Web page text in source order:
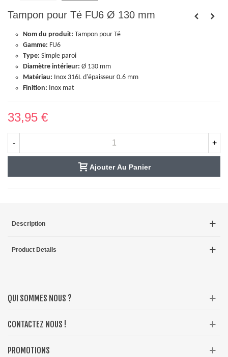
Tampon pour Té FU6 Ø 130 mm
Nom du produit: Tampon pour Té
Gamme: FU6
Type: Simple paroi
Diamètre intérieur: Ø 130 mm
Matériau: Inox 316L d'épaisseur 0.6 mm
Finition: Inox mat
33,95 €
- +
Ajouter Au Panier
Description
Product Details
QUI SOMMES NOUS ?
CONTACTEZ NOUS !
PROMOTIONS